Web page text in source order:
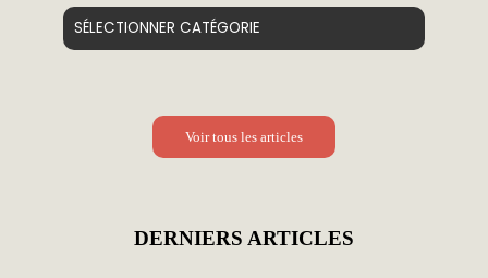
Voir tous les articles
DERNIERS ARTICLES